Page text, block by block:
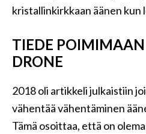
kristallinkirkkaan äänen kun
TIEDE
DRONE
2018 oli artikkeli julkaistiin
vähentää vähentäminen
Tämä osoittaa, että on